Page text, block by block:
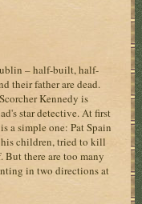
– half-built, half-
their father are dead.
Kennedy is
star detective. At first
a simple one: Pat Spain
his children, tried to kill
there are too many
in two directions at